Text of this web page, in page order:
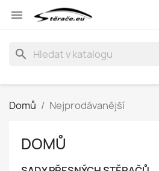

search
Domů Nejprodávanější
DOMŮ